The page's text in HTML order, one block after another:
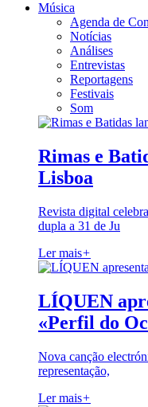
Música
Agenda de
Notícias
Análises
Entrevistas
Reportagens
Festivais
Som
Rimas e
Lisboa
Revista digital
dupla a 31 de Ju
Ler mais+
LÍQUEN
«Perfil do
Nova canção
representação,
Ler mais+